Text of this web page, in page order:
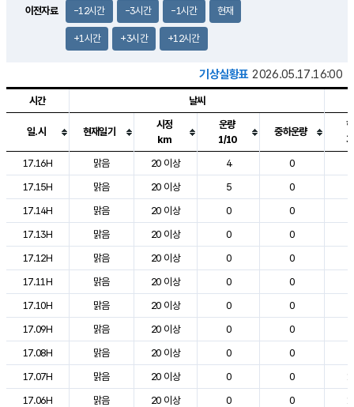
이전자료 -12시간 -3시간 -1시간 현재
+1시간 +3시간 +12시간
기상실황표 2026.05.17.16:00
도시별 기상실황표로 지점, 날씨, 기온, 강수, 바람, 기압등을 안내한 표입
시간 날씨
일.시 현재일기
시정
km
운량
1/10
중하운량
17.16H
맑음 20 이상 4 0
17.15H
맑음 20 이상 5 0
17.14H
맑음 20 이상 0 0
17.13H
맑음 20 이상 0 0
17.12H
맑음 20 이상 0 0
17.11H
맑음 20 이상 0 0
17.10H
맑음 20 이상 0 0
17.09H
맑음 20 이상 0 0
17.08H
맑음 20 이상 0 0
17.07H
맑음 20 이상 0 0
17.06H
맑음 20 이상 0 0